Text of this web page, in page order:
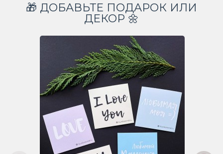
🎁 ДОБАВЬТЕ ПОДАРОК ИЛИ
ДЕКОР 🌼